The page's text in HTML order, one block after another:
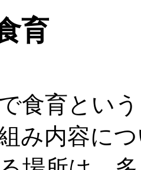
育
食育とい
み内容に